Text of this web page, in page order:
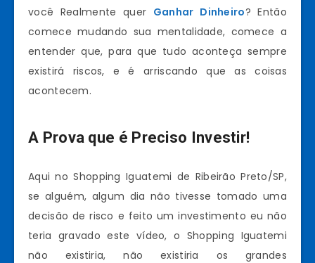
você Realmente quer Ganhar Dinheiro? Então
comece mudando sua mentalidade, comece a
entender que, para que tudo aconteça sempre
existirá riscos, e é arriscando que as coisas
acontecem.
A Prova que é Preciso Investir!
Aqui no Shopping Iguatemi de Ribeirão Preto/SP,
se alguém, algum dia não tivesse tomado uma
decisão de risco e feito um investimento eu não
teria gravado este vídeo, o Shopping Iguatemi
não existiria, não existiria os grandes